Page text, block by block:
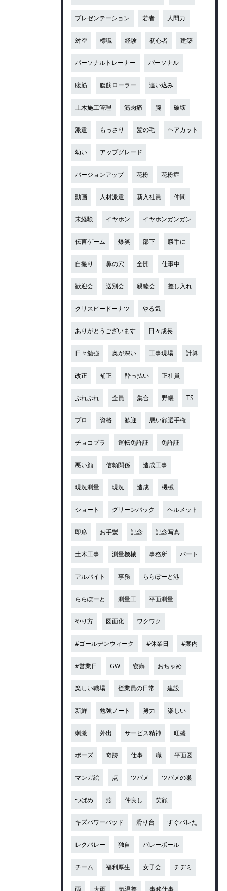
プレゼンテーション 若者 人間力
対空 標識 経験 初心者 建築
パーソナルトレーナー パーソナル
腹筋 腹筋ローラー 追い込み
土木施工管理 筋肉痛 腕 破壊
派遣 もっさり 髪の毛 ヘアカット
幼い アップグレード
バージョンアップ 花粉 花粉症
動画 人材派遣 新入社員 仲間
未経験 イヤホン イヤホンガンガン
伝言ゲーム 爆笑 部下 勝手に
自撮り 鼻の穴 全開 仕事中
歓迎会 送別会 親睦会 差し入れ
クリスピードーナツ やる気
ありがとうございます 日々成長
日々勉強 奥が深い 工事現場 計算
改正 補正 酔っ払い 正社員
ぶれぶれ 全員 集合 野帳 TS
プロ 資格 歓迎 悪い顔選手権
チョコプラ 運転免許証 免許証
悪い顔 信頼関係 造成工事
現況測量 現況 造成 機械
ショート グリーンバック ヘルメット
即席 お手製 記念 記念写真
土木工事 測量機械 事務所 パート
アルバイト 事務 ららぽーと港
ららぽーと 測量工 平面測量
やり方 図面化 ワクワク
#ゴールデンウィーク #休業日 #案内
#営業日 GW 寝癖 おちゃめ
楽しい職場 従業員の日常 建設
新鮮 勉強ノート 努力 楽しい
刺激 外出 サービス精神 旺盛
ポーズ 奇跡 仕事 職 平面図
マンガ絵 点 ツバメ ツバメの巣
つばめ 燕 仲良し 笑顔
キズパワーパッド 滑り台 すぐバレた
レクバレー 独自 バレーボール
チーム 福利厚生 女子会 チヂミ
雨 大雨 気温差 事務仕事